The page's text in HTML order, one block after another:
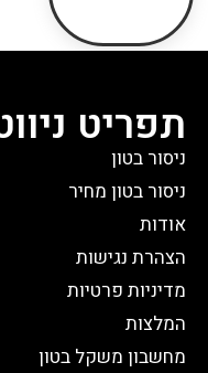
תפריט
ניסור בטון
ניסור בטון מחיר
אודות
הצהרת נגישות
מדיניות פרטיות
המלצות
מחשבון משקל בטון